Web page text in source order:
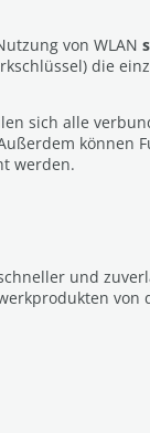
von WLAN
die
sich alle
werden.
und
von